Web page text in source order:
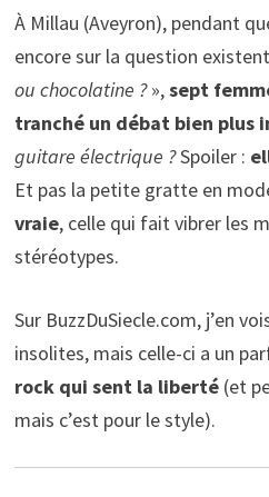
À Millau (Aveyron), pendant
encore sur la question
ou chocolatine ?»,sept
tranché un débat bien plus
guitare électrique ?Spoiler :
Et pas la petite gratte en
vraie, celle qui fait vibrer les
stéréotypes.
Sur BuzzDuSiecle.com, j’en
insolites, mais celle-ci a un
rock qui sent la liberté(et
mais c’est pour le style).